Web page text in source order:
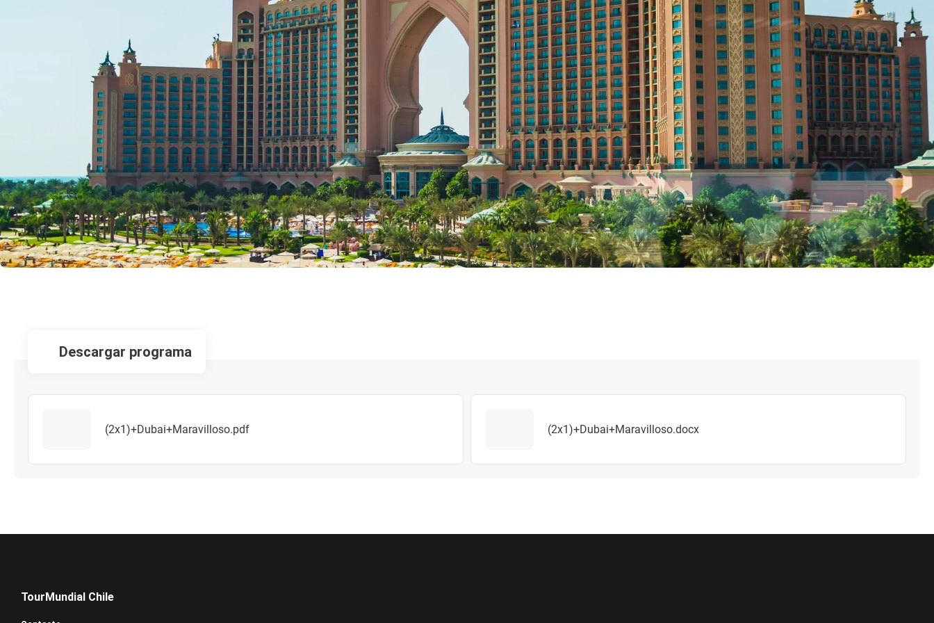
descargar programa
(2x1)+Dubai+Maravilloso.pdf (2x1)+Dubai+Maravilloso.docx
TourMundial Chile